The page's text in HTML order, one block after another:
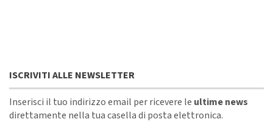
ISCRIVITI ALLE NEWSLETTER
Inserisci il tuo indirizzo email per ricevere le ultime news
direttamente nella tua casella di posta elettronica.